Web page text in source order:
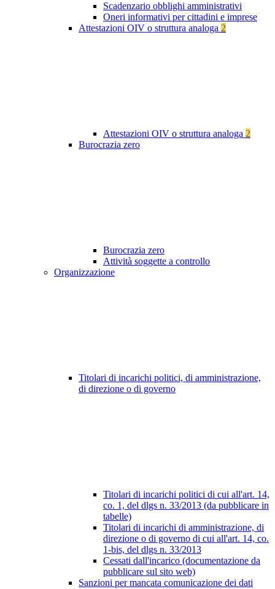
Scadenzario obblighi amministrativi
Oneri informativi per cittadini e imprese
Attestazioni OIV o struttura analoga 2
Attestazioni OIV o struttura analoga 2
Burocrazia zero
Burocrazia zero
Attività soggette a controllo
Organizzazione
Titolari di incarichi politici, di amministrazione,
di direzione o di governo
Titolari di incarichi politici di cui all'art. 14,
co. 1, del dlgs n. 33/2013 (da pubblicare in
tabelle)
Titolari di incarichi di amministrazione, di
direzione o di governo di cui all'art. 14, co.
1-bis, del dlgs n. 33/2013
Cessati dall'incarico (documentazione da
pubblicare sul sito web)
Sanzioni per mancata comunicazione dei dati